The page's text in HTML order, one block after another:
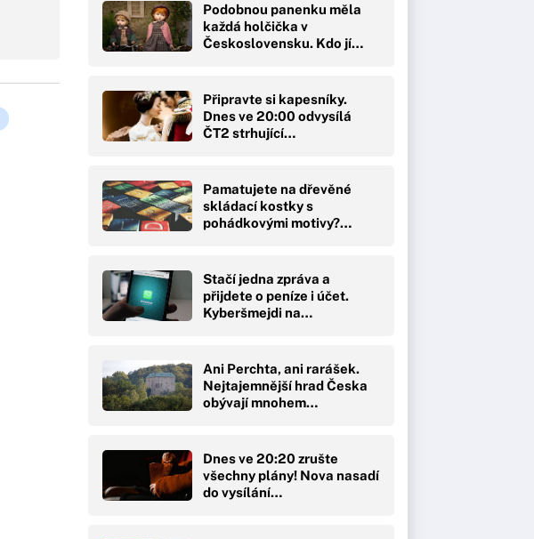
Podobnou panenku měla
každá holčička v
Československu. Kdo jí…
Připravte si kapesníky.
Dnes ve 20:00 odvysílá
ČT2 strhující…
Pamatujete na dřevěné
skládací kostky s
pohádkovými motivy?…
Stačí jedna zpráva a
přijdete o peníze i účet.
Kyberšmejdi na…
Ani Perchta, ani rarášek.
Nejtajemnější hrad Česka
obývají mnohem…
Dnes ve 20:20 zrušte
všechny plány! Nova nasadí
do vysílání…